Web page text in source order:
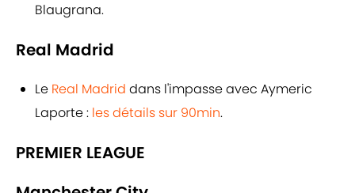
Blaugrana.
Real Madrid
Le Real Madrid dans l'impasse avec Aymeric
Laporte : les détails sur 90min.
PREMIER LEAGUE